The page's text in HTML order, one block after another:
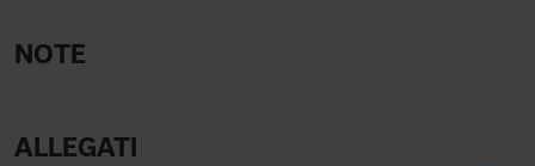
NOTE
ALLEGATI